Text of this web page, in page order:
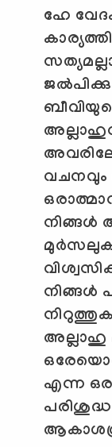
ഹേ
വചനവും
നിങ്ങള്‍
അല്ലാഹു
എന്ന